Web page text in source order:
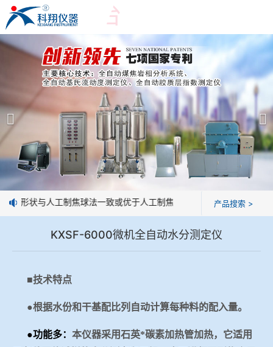
爱游戏平台
爱游戏平台
产品展示 ＞
爱游戏平台-爱游戏（中国）一站式服务平台
焦化行业检测及优化配煤设备
球团矿/烧结矿/块矿高温冶金性能检测系统
烧结/球团优化配矿研究设备
高炉配吹煤检测设备
冶金渣、保护渣等高温物性检测设备
公司简介
爱游戏平台
企业业绩
技术交流
形状与人工制焦球法一致或优于人工制焦球。 产品搜索 >
KXSF-6000微机全自动水分测定仪
■技术特点
●根据水份和干基配比列自动计算每种料的配入量。
●功能多：本仪器采用石英*碳素加热管加热，它适用